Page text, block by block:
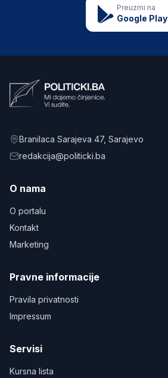
Preuzmi na
Google Play
Branilaca Sarajeva 47, Sarajevo
redakcija@politicki.ba
O nama
O portalu
Kontakt
Marketing
Pravne informacije
Pravila privatnosti
Impressum
Servisi
Kursna lista